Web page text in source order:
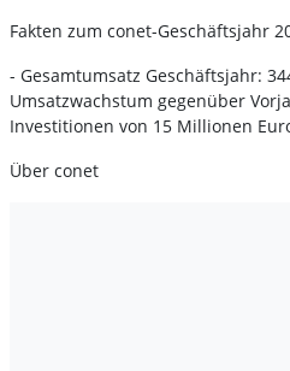
Fakten zum conet-Geschäftsjahr
- Gesamtumsatz Geschäftsjahr:
Umsatzwachstum gegenüber
Investitionen von 15 Millionen
Über conet